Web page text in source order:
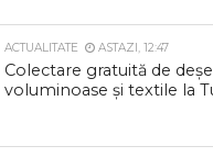
ACTUALITATE ASTAZI, 12:47
Colectare gratuită de
voluminoase și textile la